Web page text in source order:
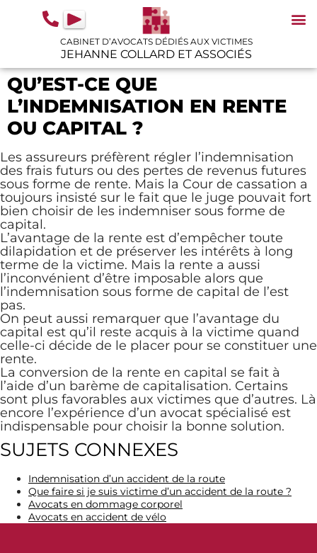
principal
CABINET D’AVOCATS DÉDIÉS AUX VICTIMES
JEHANNE COLLARD ET ASSOCIÉS
QU’EST-CE QUE
L’INDEMNISATION EN RENTE
OU CAPITAL ?
Les assureurs préfèrent régler l’indemnisation
des frais futurs ou des pertes de revenus futures
sous forme de rente. Mais la Cour de cassation a
toujours insisté sur le fait que le juge pouvait fort
bien choisir de les indemniser sous forme de
capital.
L’avantage de la rente est d’empêcher toute
dilapidation et de préserver les intérêts à long
terme de la victime. Mais la rente a aussi
l’inconvénient d’être imposable alors que
l’indemnisation sous forme de capital de l’est
pas.
On peut aussi remarquer que l’avantage du
capital est qu’il reste acquis à la victime quand
celle-ci décide de le placer pour se constituer une
rente.
La conversion de la rente en capital se fait à
l’aide d’un barème de capitalisation. Certains
sont plus favorables aux victimes que d’autres. Là
encore l’expérience d’un avocat spécialisé est
indispensable pour choisir la bonne solution.
SUJETS CONNEXES
Indemnisation d’un accident de la route
Que faire si je suis victime d’un accident de la route ?
Avocats en dommage corporel
Avocats en accident de vélo